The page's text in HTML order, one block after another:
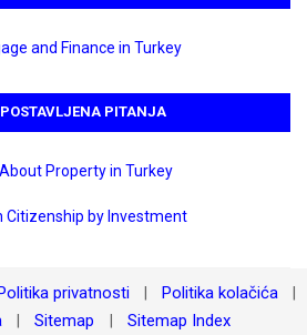
and Finance in Turkey
POSTAVLJENA PITANJA
About Property in Turkey
Citizenship by Investment
privatnosti Politika kolačića
Sitemap Sitemap Index